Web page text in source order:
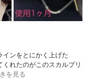
インをとにかく上げた
れたのがこのスカルプリ
を見る